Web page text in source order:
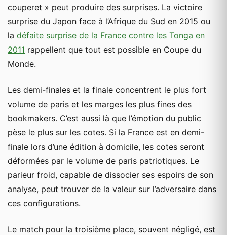
couperet » peut produire des surprises. La victoire
surprise du Japon face à l’Afrique du Sud en 2015 ou
la défaite surprise de la France contre les Tonga en
2011 rappellent que tout est possible en Coupe du
Monde.
Les demi-finales et la finale concentrent le plus fort
volume de paris et les marges les plus fines des
bookmakers. C’est aussi là que l’émotion du public
pèse le plus sur les cotes. Si la France est en demi-
finale lors d’une édition à domicile, les cotes seront
déformées par le volume de paris patriotiques. Le
parieur froid, capable de dissocier ses espoirs de son
analyse, peut trouver de la valeur sur l’adversaire dans
ces configurations.
Le match pour la troisième place, souvent négligé, est